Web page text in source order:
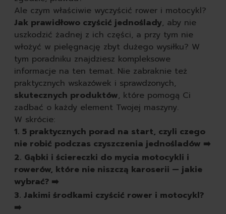
opony i felgi
tapicerka i kokpit
akcesoria
zapachy
obuwie
czyszczenie butów
szczotki do butów
impregnaty do butów
pasty do butów
czarne
brązowe
bezbarwne
pozostałe
spraye do butów
rodzaj
skórzane
Ale czym właściwie wyczyścić rower i motocykl?
Jak prawidłowo czyścić jednoślady, aby nie
uszkodzić żadnej z ich części, a przy tym nie
włożyć w pielęgnację zbyt dużego wysiłku? W
tym poradniku znajdziesz kompleksowe
informacje na ten temat. Nie zabraknie też
praktycznych wskazówek i sprawdzonych,
skutecznych produktów, które pomogą Ci
zadbać o każdy element Twojej maszyny.
W skrócie:
1. 5 praktycznych porad na start, czyli czego
nie robić podczas czyszczenia jednośladów ➡️
2. Gąbki i ściereczki do mycia motocykli i
rowerów, które nie niszczą karoserii — jakie
wybrać? ➡️
3. Jakimi środkami czyścić rower i motocykl?
➡️